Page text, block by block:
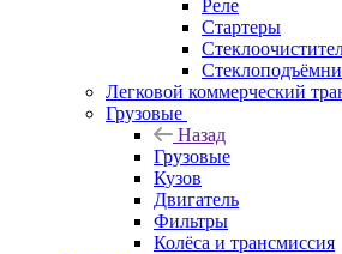
Реле
Стартеры
Легковой коммерческий
Грузовые
Назад
Грузовые
Кузов
Двигатель
Фильтры
Колёса и трансмиссия